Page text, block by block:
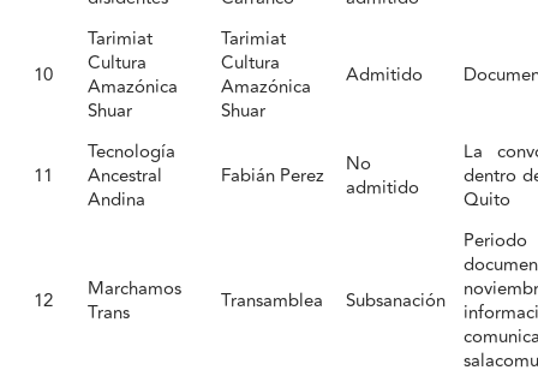
10
Tarimiat
Cultura
Amazónica
Shuar
Tarimiat
Cultura
Amazónica
Shuar
Admitido
11
Tecnología
Ancestral
Andina
Fabián Perez
No
admitido
La
dentro
Quito
12
Marchamos
Trans
Transamblea Subsanación